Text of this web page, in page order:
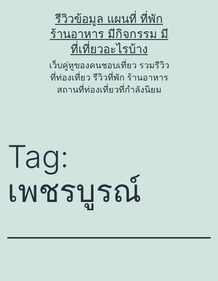
รีวิวข้อมูล แผนที่ ที่พัก
ร้านอาหาร มีกิจกรรม มี
ที่เที่ยวอะไรบ้าง
เว็บคู่หูของคนชอบเที่ยว รวมรีวิว
ที่ท่องเที่ยว รีวิวที่พัก ร้านอาหาร
สถานที่ท่องเที่ยวที่กำลังนิยม
Tag:
เพชรบูรณ์